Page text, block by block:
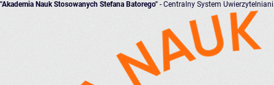
"Akademia Nauk Stosowanych Stefana Batorego" - Centralny System